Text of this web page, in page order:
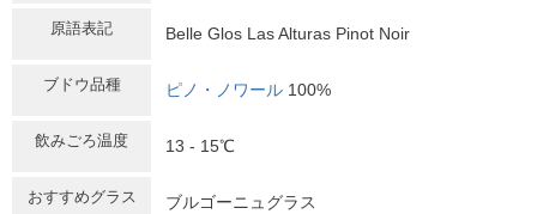
原語表記 Belle Glos Las Alturas Pinot Noir
ブドウ品種 ピノ・ノワール 100%
飲みごろ温度 13 - 15℃
おすすめグラス ブルゴーニュグラス